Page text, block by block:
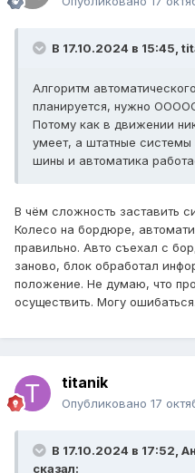
В 17.10.2024 в 15:45,
Алгоритм
планируется, нужно
Потому как в движении
умеет, а штатные
шины и автоматика
В чём сложность заставить
Колесо на бордюре,
правильно. Авто съехал с
заново, блок обработал
положение. Не думаю, что
осуществить. Могу
titanik
Опубликовано 17
В 17.10.2024 в 17:52,
сказал: